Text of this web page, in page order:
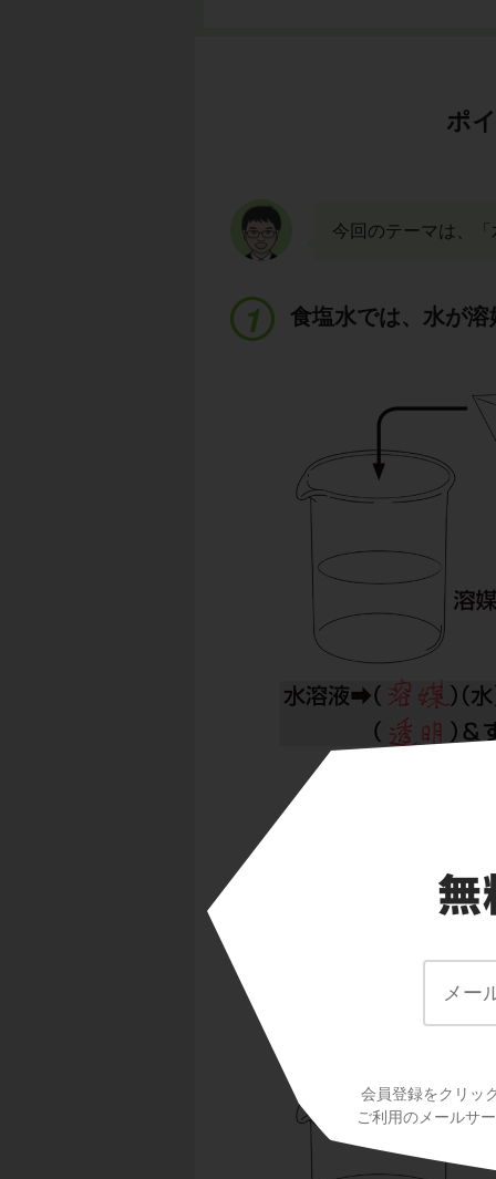
会員登録をクリッ
ご利用のメールサ
ポ
今回のテーマは、
食塩水では、水が
水のように、もの
溶けている